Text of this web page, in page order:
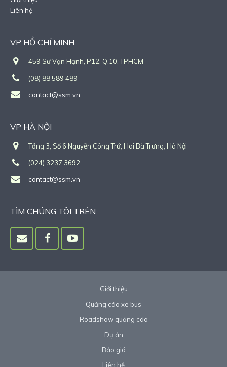
Liên hệ
VP HỒ CHÍ MINH
459 Sư Vạn Hạnh, P12, Q.10, TPHCM
(08) 88 589 489
contact@ssm.vn
VP HÀ NỘI
Tầng 3, Số 6 Nguyễn Công Trứ, Hai Bà Trưng, Hà Nội
(024) 3237 3692
contact@ssm.vn
TÌM CHÚNG TÔI TRÊN
Giới thiệu
Quảng cáo xe bus
Roadshow quảng cáo
Dự án
Báo giá
Liên hệ